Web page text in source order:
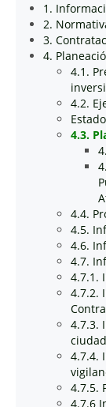
1.
2.
3.
4.
4.1.
4.2.
4.3.
4.4.
4.5.
4.6.
4.7.
4.7.1.
4.7.2.
4.7.3.
4.7.4.
4.7.5.
4.7.6